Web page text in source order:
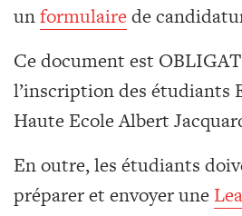
unformulairede
Ce document est
l’inscription des étudiants
Haute Ecole Albert
En outre, les étudiants
préparer et envoyer une